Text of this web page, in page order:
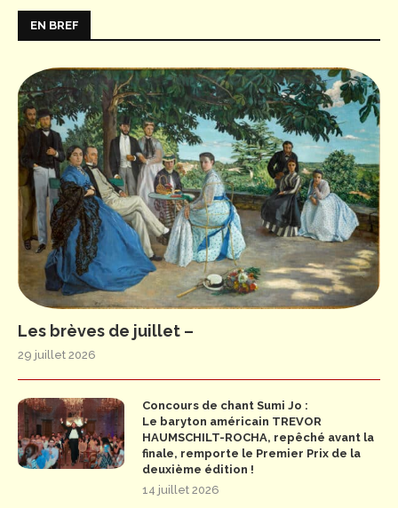
EN BREF
Les brèves de juillet –
29 juillet 2026
Concours de chant Sumi Jo :
Le baryton américain TREVOR
HAUMSCHILT-ROCHA, repêché avant la
finale, remporte le Premier Prix de la
deuxième édition !
14 juillet 2026